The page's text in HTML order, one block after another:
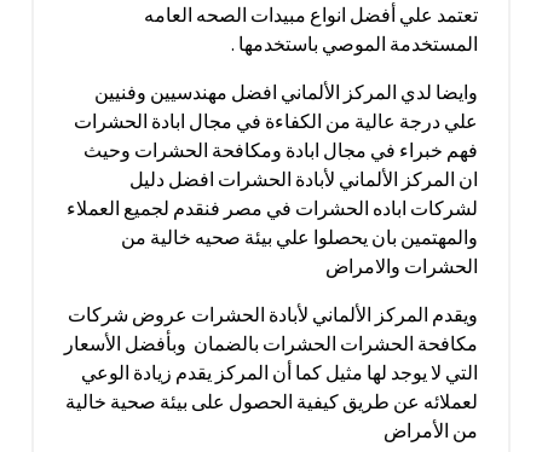
تعتمد علي أفضل انواع مبيدات الصحه العامه
المستخدمة الموصي باستخدمها .
وايضا لدي المركز الألماني افضل مهندسيين وفنيين
علي درجة عالية من الكفاءة في مجال ابادة الحشرات
فهم خبراء في مجال ابادة ومكافحة الحشرات وحيث
ان المركز الألماني لأبادة الحشرات افضل دليل
لشركات اباده الحشرات في مصر فنقدم لجميع العملاء
والمهتمين بان يحصلوا علي بيئة صحيه خالية من
الحشرات والامراض
ويقدم المركز الألماني لأبادة الحشرات عروض شركات
مكافحة الحشرات الحشرات بالضمان وبأفضل الأسعار
التي لا يوجد لها مثيل كما أن المركز يقدم زيادة الوعي
لعملائه عن طريق كيفية الحصول على بيئة صحية خالية
من الأمراض